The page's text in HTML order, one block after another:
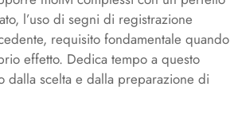
l’uso di segni di registrazione
requisito fondamentale quando
effetto. Dedica tempo a questo
dalla scelta e dalla preparazione di